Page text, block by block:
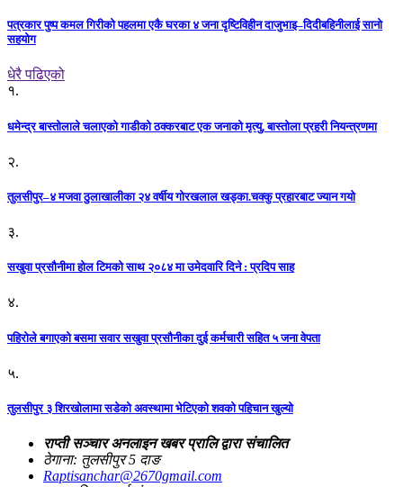
पत्रकार पुष्प कमल गिरीको पहलमा एकै घरका ४ जना दृष्टिविहीन दाजुभाइ–दिदीबहिनीलाई सानो
सहयोग
धेरै पढिएको
१.
धमेन्द्र बास्तोलाले चलाएको गाडीको ठक्करबाट एक जनाको मृत्यु, बास्तोला प्रहरी नियन्त्रणमा
२.
तुलसीपुर–४ मजवा ठुलाखालीका २४ वर्षीय गोरखलाल खड्का.चक्कु प्रहारबाट ज्यान गयो
३.
सखुवा प्रसौनीमा होल टिमको साथ २०८४ मा उमेदवारि दिने : प्रदिप साह
४.
पहिराेले बगाएकाे बसमा सवार सखुवा प्रसाैनीका दुई कर्मचारी सहित ५ जना वेपता
५.
तुलसीपुर ३ शिरखोलामा सडेको अवस्थामा भेटिएको शवको पहिचान खुल्यो
राप्ती सञ्चार अनलाइन खबर प्रालि द्वारा संचालित
ठेगाना: तुलसीपुर 5 दाङ
Raptisanchar@2670gmail.com